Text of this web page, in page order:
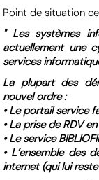
Point de situation
" Les systèmes
actuellement une
services
La plupart des
nouvel ordre :
• Le portail service
• La prise de RDV
• Le service
• L’ensemble des
internet (qui lui